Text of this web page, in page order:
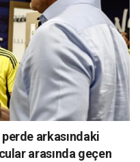
perde arkasındaki
arasında geçen